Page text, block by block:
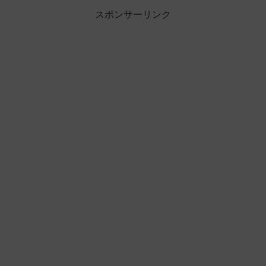
スポンサーリンク